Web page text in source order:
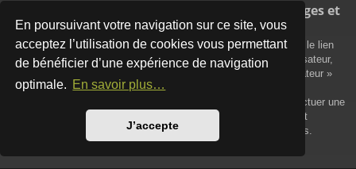
En poursuivant votre navigation sur ce site, vous
acceptez l’utilisation de cookies vous permettant
de bénéficier d’une expérience de navigation
optimale. En savoir plus…
J’accepte
Comment puis-je retrouver mes propres messages et
sujets ?
Vos propres messages peuvent être affichés soit en cliquant sur le lien
« Afficher vos messages » dans le panneau de contrôle de l’utilisateur,
soit en cliquant sur le lien « Rechercher les messages de l’utilisateur »
sur la page de votre propre profil ou soit en cliquant sur le menu
« Raccourcis » situé sur la partie supérieure du forum. Pour effectuer une
recherche de vos propres sujets, utilisez la recherche avancée et
remplissez convenablement les options qui vous sont disponibles.